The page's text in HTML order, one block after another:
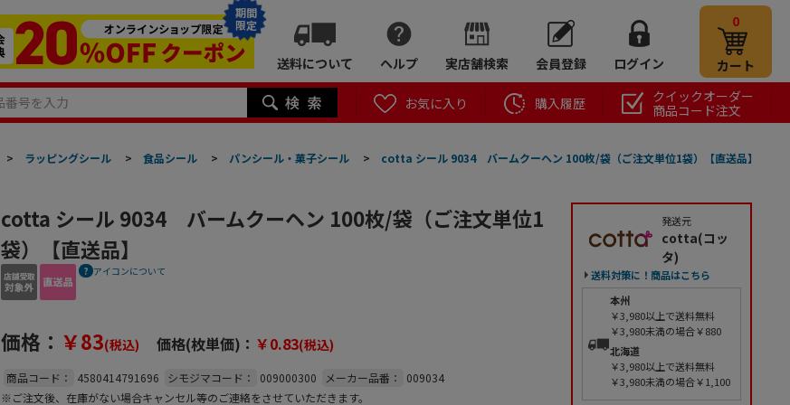
期間
限定
送料について ヘルプ 実店舗検索 会員登録 ログイン
0
カート
お気に入り 購入履歴
クイックオーダー
商品コード注文
> ラッピングシール > 食品シール > パンシール・菓子シール > cotta シール 9034 バームクーヘン 100枚/袋（ご注文単位1袋）【直送品】
cotta シール 9034 バームクーヘン 100枚/袋（ご注文単位1
袋）【直送品】
アイコンについて
価格： ￥83(税込) 価格(枚単価)： ￥0.83(税込)
商品コード： 4580414791696 シモジマコード： 009000300 メーカー品番：
009034
※ご注文後、在庫がない場合キャンセル等のご連絡をさせていただきます。
発送元
cotta(コッ
タ)
送料対策に！商品はこちら
本州
￥3,980以上で送料無料
￥3,980未満の場合￥880
北海道
￥3,980以上で送料無料
￥3,980未満の場合￥1,100